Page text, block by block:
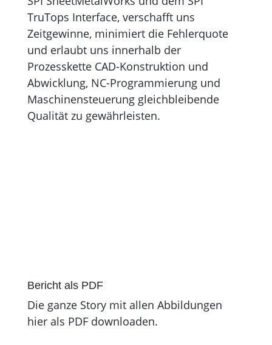
TruTops Interface, verschafft uns
Zeitgewinne, minimiert die Fehlerquote
und erlaubt uns innerhalb der
Prozesskette CAD-Konstruktion und
Abwicklung, NC-Program­mierung und
Maschinensteuerung gleichbleibende
Qualität zu gewährleisten.
Bericht als PDF
Die ganze Story mit allen Abbildungen
hier als PDF downloaden.